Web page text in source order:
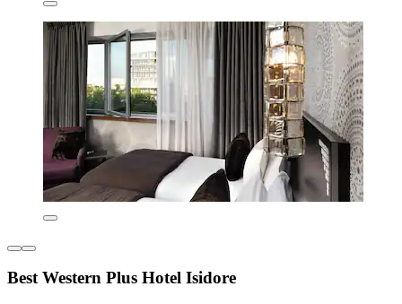
Best Western Plus Hotel Isidore